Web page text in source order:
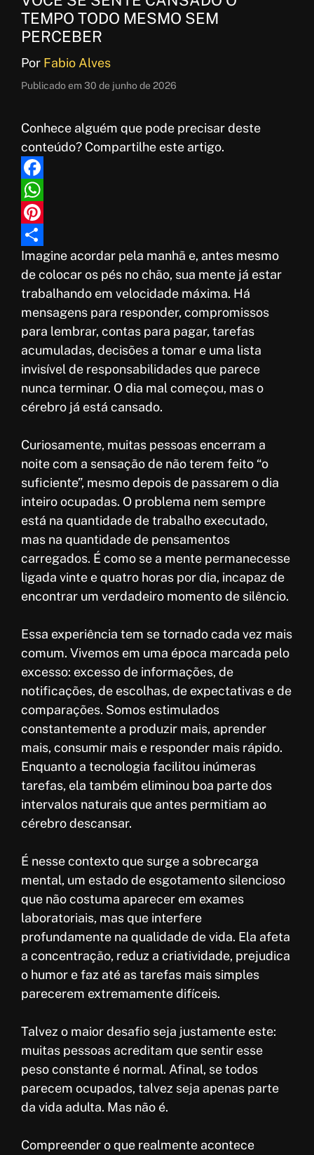
TEMPO TODO MESMO SEM
PERCEBER
Por Fabio Alves
Publicado em 30 de junho de 2026
Conhece alguém que pode precisar deste
conteúdo? Compartilhe este artigo.
F
a
c
e
b
o
k
W
h
a
t
s
p
p
P
i
n
t
r
e
s
t
S
h
a
e
Imagine acordar pela manhã e, antes mesmo
de colocar os pés no chão, sua mente já estar
trabalhando em velocidade máxima. Há
mensagens para responder, compromissos
para lembrar, contas para pagar, tarefas
acumuladas, decisões a tomar e uma lista
invisível de responsabilidades que parece
nunca terminar. O dia mal começou, mas o
cérebro já está cansado.
Curiosamente, muitas pessoas encerram a
noite com a sensação de não terem feito “o
suficiente”, mesmo depois de passarem o dia
inteiro ocupadas. O problema nem sempre
está na quantidade de trabalho executado,
mas na quantidade de pensamentos
carregados. É como se a mente permanecesse
ligada vinte e quatro horas por dia, incapaz de
encontrar um verdadeiro momento de silêncio.
Essa experiência tem se tornado cada vez mais
comum. Vivemos em uma época marcada pelo
excesso: excesso de informações, de
notificações, de escolhas, de expectativas e de
comparações. Somos estimulados
constantemente a produzir mais, aprender
mais, consumir mais e responder mais rápido.
Enquanto a tecnologia facilitou inúmeras
tarefas, ela também eliminou boa parte dos
intervalos naturais que antes permitiam ao
cérebro descansar.
É nesse contexto que surge a sobrecarga
mental, um estado de esgotamento silencioso
que não costuma aparecer em exames
laboratoriais, mas que interfere
profundamente na qualidade de vida. Ela afeta
a concentração, reduz a criatividade, prejudica
o humor e faz até as tarefas mais simples
parecerem extremamente difíceis.
Talvez o maior desafio seja justamente este:
muitas pessoas acreditam que sentir esse
peso constante é normal. Afinal, se todos
parecem ocupados, talvez seja apenas parte
da vida adulta. Mas não é.
Compreender o que realmente acontece